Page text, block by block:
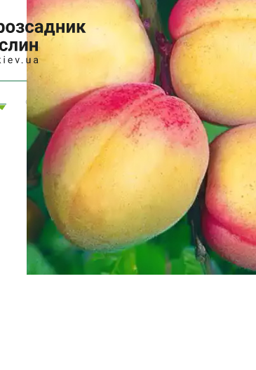
(044) 233-22-13
(093) 233-22-13
Головна Плодові дерева Абрикос